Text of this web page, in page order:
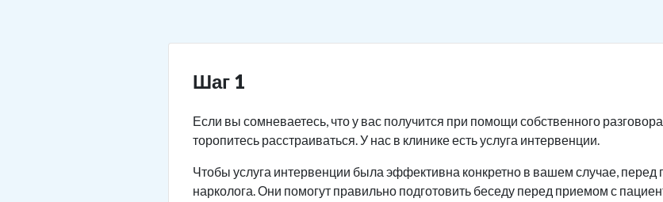
Шаг 1
Если вы сомневаетесь, что у вас получится при помощи собственного
торопитесь расстраиваться. У нас в клинике есть услуга интервенции.
Чтобы услуга интервенции была эффективна конкретно в вашем случае,
нарколога. Они помогут правильно подготовить беседу перед приемом с